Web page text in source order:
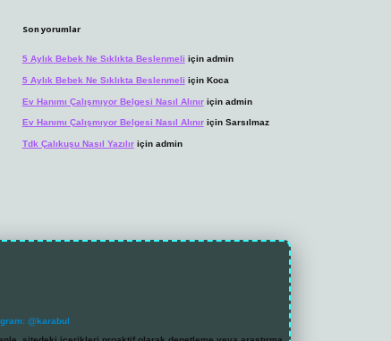
Son yorumlar
5 Aylık Bebek Ne Sıklıkta Beslenmeli için admin
5 Aylık Bebek Ne Sıklıkta Beslenmeli için Koca
Ev Hanımı Çalışmıyor Belgesi Nasıl Alınıriçin admin
Ev Hanımı Çalışmıyor Belgesi Nasıl Alınıriçin Sarsılmaz
Tdk Çalıkuşu Nasıl Yazılıriçin admin
@karabul